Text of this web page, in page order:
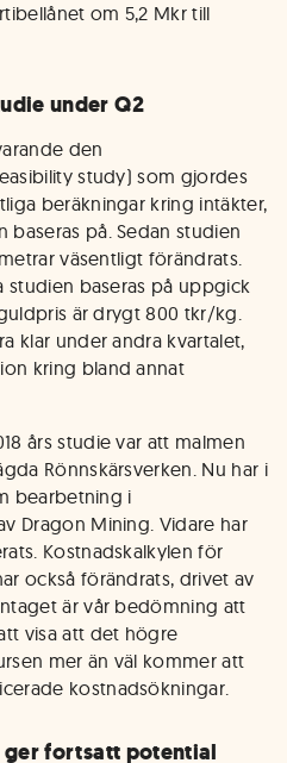
om 5,2 Mkr till
under Q2
den
study) som gjordes
beräkningar kring intäkter,
på. Sedan studien
väsentligt förändrats.
baseras på uppgick
är drygt 800 tkr/kg.
klar under andra kvartalet,
kring bland annat
års studie var att malmen
Rönnskärsverken. Nu har i
bearbetning i
Dragon Mining. Vidare har
Kostnadskalkylen för
också förändrats, drivet av
är vår bedömning att
visa att det högre
mer än väl kommer att
kostnadsökningar.
fortsatt potential